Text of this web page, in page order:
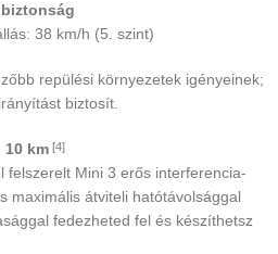
38 km/h (5. szint)
repülési környezetek igényeinek;
biztosít.
km [4]
felszerelt Mini 3 erős interferencia-
maximális átviteli hatótávolsággal
fedezheted fel és készíthetsz